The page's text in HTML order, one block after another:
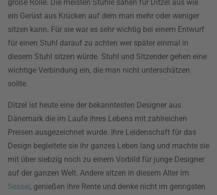
große Rolle. Die meisten Stühle sahen für Ditzel aus wie
ein Gerüst aus Krücken auf dem man mehr oder weniger
sitzen kann. Für sie war es sehr wichtig bei einem Entwurf
für einen Stuhl darauf zu achten wer später einmal in
diesem Stuhl sitzen würde. Stuhl und Sitzender gehen eine
wichtige Verbindung ein, die man nicht unterschätzen
sollte.
Ditzel ist heute eine der bekanntesten Designer aus
Dänemark die im Laufe ihres Lebens mit zahlreichen
Preisen ausgezeichnet wurde. Ihre Leidenschaft für das
Design begleitete sie ihr ganzes Leben lang und machte sie
mit über siebzig noch zu einem Vorbild für junge Designer
auf der ganzen Welt. Andere sitzen in diesem Alter im
Sessel, genießen ihre Rente und denke nicht im geringsten